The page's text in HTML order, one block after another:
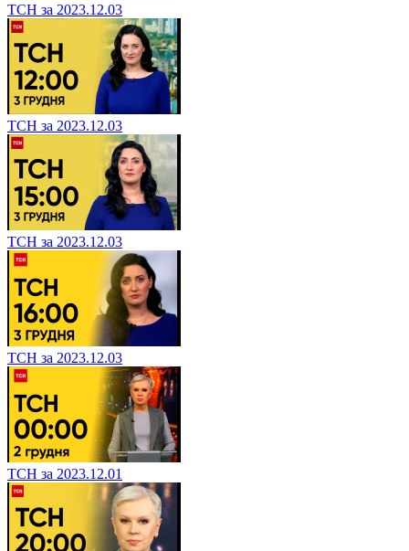
ТСН за 2023.12.03
ТСН за 2023.12.03
ТСН за 2023.12.03
ТСН за 2023.12.03
ТСН за 2023.12.01